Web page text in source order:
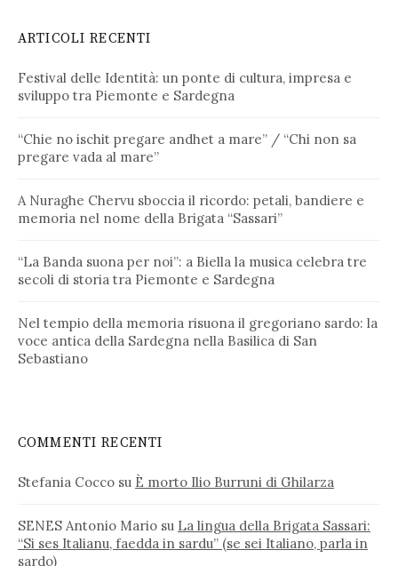
ARTICOLI RECENTI
Festival delle Identità: un ponte di cultura, impresa e
sviluppo tra Piemonte e Sardegna
“Chie no ischit pregare andhet a mare” / “Chi non sa
pregare vada al mare”
A Nuraghe Chervu sboccia il ricordo: petali, bandiere e
memoria nel nome della Brigata “Sassari”
“La Banda suona per noi”: a Biella la musica celebra tre
secoli di storia tra Piemonte e Sardegna
Nel tempio della memoria risuona il gregoriano sardo: la
voce antica della Sardegna nella Basilica di San
Sebastiano
COMMENTI RECENTI
Stefania Cocco su È morto Ilio Burruni di Ghilarza
SENES Antonio Mario su La lingua della Brigata Sassari:
“Si ses Italianu, faedda in sardu” (se sei Italiano, parla in
sardo)